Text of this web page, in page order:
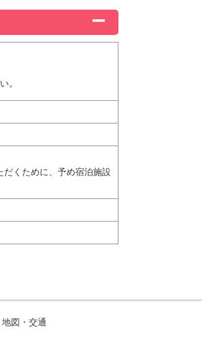
。
くために、予め宿泊施設
地図・交通